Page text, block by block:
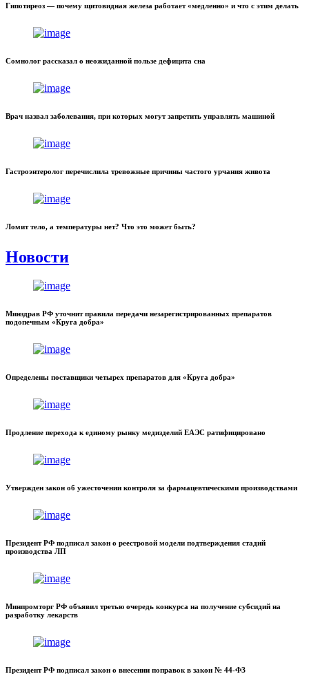
Гипотиреоз — почему щитовидная железа работает «медленно» и что с этим делать
Сомнолог рассказал о неожиданной пользе дефицита сна
Врач назвал заболевания, при которых могут запретить управлять машиной
Гастроэнтеролог перечислила тревожные причины частого урчания живота
Ломит тело, а температуры нет? Что это может быть?
Новости
Минздрав РФ уточнит правила передачи незарегистрированных препаратов
подопечным «Круга добра»
Определены поставщики четырех препаратов для «Круга добра»
Продление перехода к единому рынку медизделий ЕАЭС ратифицировано
Утвержден закон об ужесточении контроля за фармацевтическими производствами
Президент РФ подписал закон о реестровой модели подтверждения стадий
производства ЛП
Минпромторг РФ объявил третью очередь конкурса на получение субсидий на
разработку лекарств
Президент РФ подписал закон о внесении поправок в закон № 44-ФЗ